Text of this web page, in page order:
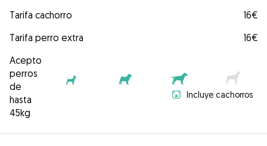
Tarifa cachorro
16€
Tarifa perro extra
16€
Acepto
perros
de
hasta
45kg
Incluye cachorros